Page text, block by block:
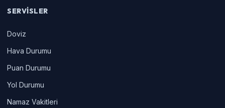
SERVISLER
Doviz
Hava Durumu
Puan Durumu
Yol Durumu
Namaz Vakitleri